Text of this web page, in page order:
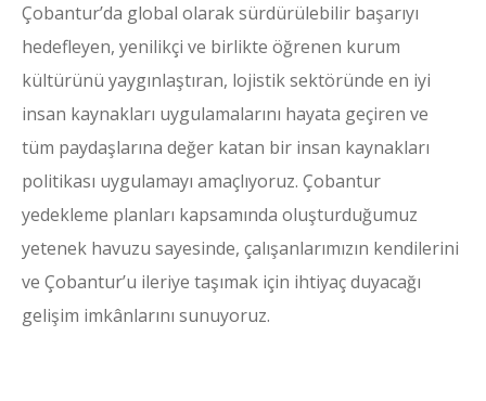
Çobantur’da global olarak sürdürülebilir başarıyı
hedefleyen, yenilikçi ve birlikte öğrenen kurum
kültürünü yaygınlaştıran, lojistik sektöründe en iyi
insan kaynakları uygulamalarını hayata geçiren ve
tüm paydaşlarına değer katan bir insan kaynakları
politikası uygulamayı amaçlıyoruz. Çobantur
yedekleme planları kapsamında oluşturduğumuz
yetenek havuzu sayesinde, çalışanlarımızın kendilerini
ve Çobantur’u ileriye taşımak için ihtiyaç duyacağı
gelişim imkânlarını sunuyoruz.